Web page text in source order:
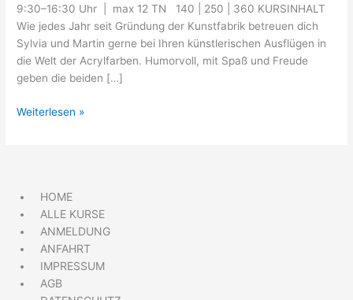
9:30–16:30 Uhr | max 12 TN 140 | 250 | 360 KURSINHALT
Wie jedes Jahr seit Gründung der Kunstfabrik betreuen dich
Sylvia und Martin gerne bei Ihren künstlerischen Ausflügen in
die Welt der Acrylfarben. Humorvoll, mit Spaß und Freude
geben die beiden […]
Weiterlesen »
HOME
ALLE KURSE
ANMELDUNG
ANFAHRT
IMPRESSUM
AGB